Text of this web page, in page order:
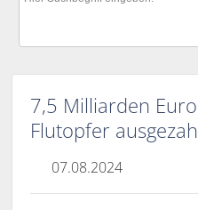
7,5 Milliarden
Flutopfer
07.08.2024